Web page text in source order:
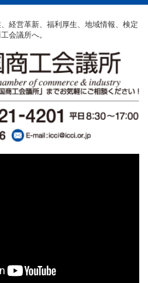
経営革新、福利厚生、地域情報、検定
会議所へ。